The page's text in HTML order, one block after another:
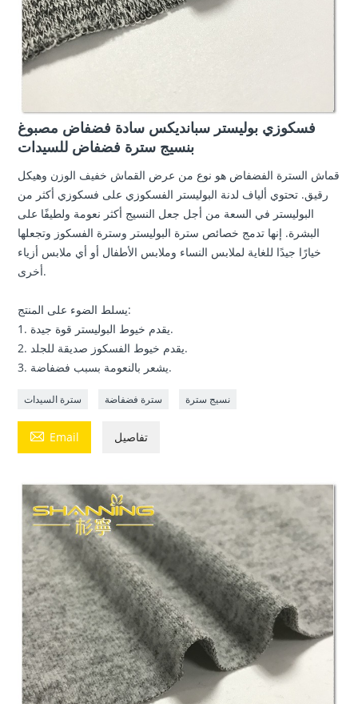
فسكوزي بوليستر سبانديكس سادة فضفاض مصبوغ
بنسيج سترة فضفاض للسيدات
قماش السترة الفضفاض هو نوع من عرض القماش خفيف الوزن وهيكل
رقيق. تحتوي ألياف لدنة البوليستر الفسكوزي على فسكوزي أكثر من
البوليستر في السعة من أجل جعل النسيج أكثر نعومة ولطيفًا على
البشرة. إنها تدمج خصائص سترة البوليستر وسترة الفسكوز وتجعلها
خيارًا جيدًا للغاية لملابس النساء وملابس الأطفال أو أي ملابس أزياء
أخرى.
يسلط الضوء على المنتج:
1. يقدم خيوط البوليستر قوة جيدة.
2. يقدم خيوط الفسكوز صديقة للجلد.
3. يشعر بالنعومة بسبب فضفاضة.
سترة السيدات سترة فضفاضة نسيج سترة
 Email تفاصيل